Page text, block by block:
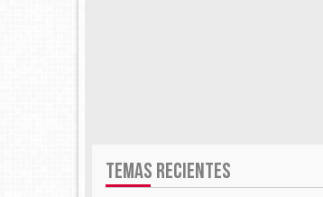
TEMAS RECIENTES